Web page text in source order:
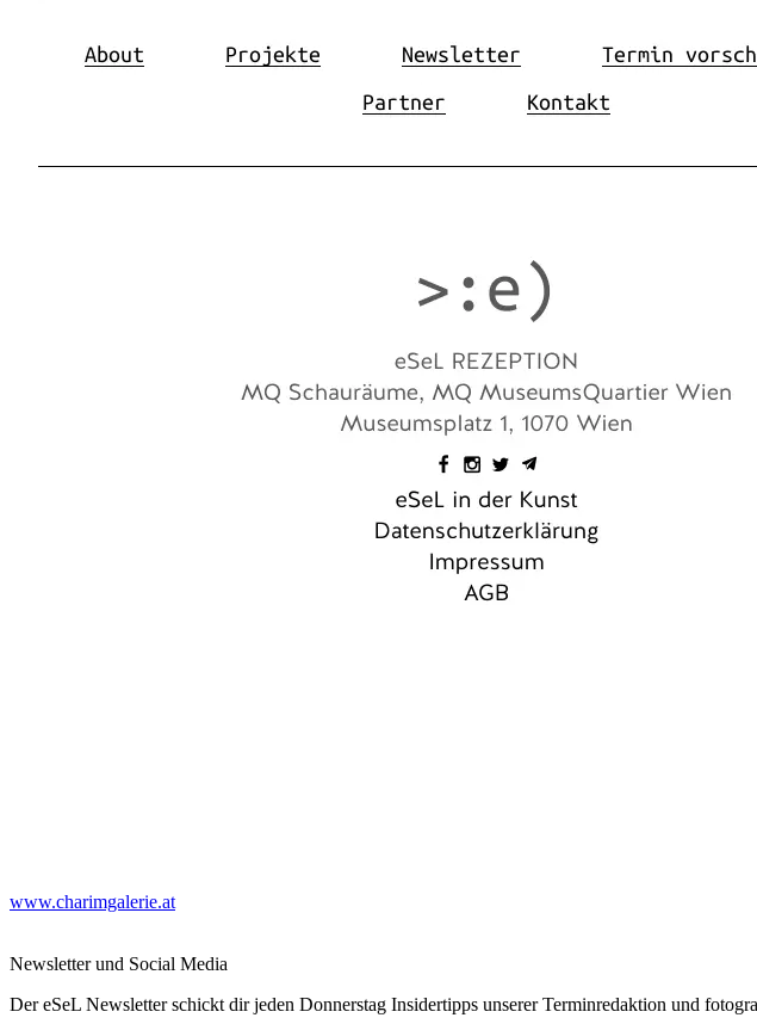
www.charimgalerie.at
Newsletter und Social Media
Der eSeL Newsletter schickt dir jeden Donnerstag Insidertipps unserer Terminredaktion und